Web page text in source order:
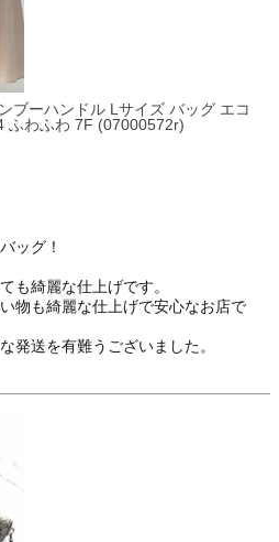
ブーハンドル Lサイズ バッグ エコ
ふわふわ 7F (07000572r)
ッグ！
も綺麗な仕上げです。
物も綺麗な仕上げで安心なお店で
発送を有難うございました。